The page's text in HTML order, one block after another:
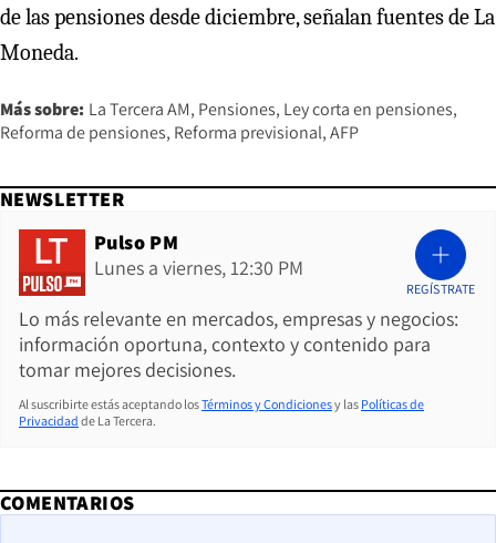
de las pensiones desde diciembre, señalan fuentes de La
Moneda.
Más sobre: La Tercera AM Pensiones Ley corta en pensiones
Reforma de pensiones Reforma previsional AFP
NEWSLETTER
Pulso PM
Lunes a viernes, 12:30 PM
Lo más relevante en mercados, empresas y negocios:
información oportuna, contexto y contenido para
tomar mejores decisiones.
REGÍSTRATE
Al suscribirte estás aceptando losTérminos y Condicionesy las Políticas de
Privacidad de La Tercera.
COMENTARIOS